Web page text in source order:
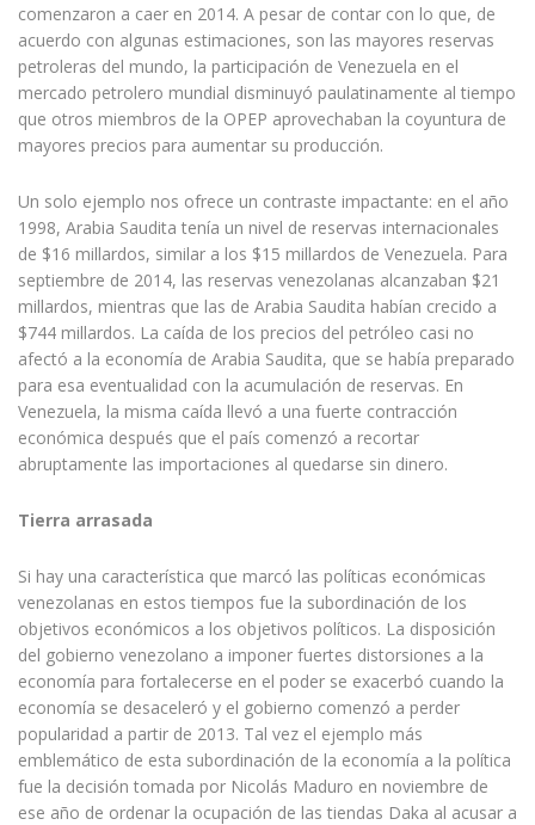
comenzaron a caer en 2014. A pesar de contar con lo que, de
acuerdo con algunas estimaciones, son las mayores reservas
petroleras del mundo, la participación de Venezuela en el
mercado petrolero mundial disminuyó paulatinamente al tiempo
que otros miembros de la OPEP aprovechaban la coyuntura de
mayores precios para aumentar su producción.
Un solo ejemplo nos ofrece un contraste impactante: en el año
1998, Arabia Saudita tenía un nivel de reservas internacionales
de $16 millardos, similar a los $15 millardos de Venezuela. Para
septiembre de 2014, las reservas venezolanas alcanzaban $21
millardos, mientras que las de Arabia Saudita habían crecido a
$744 millardos. La caída de los precios del petróleo casi no
afectó a la economía de Arabia Saudita, que se había preparado
para esa eventualidad con la acumulación de reservas. En
Venezuela, la misma caída llevó a una fuerte contracción
económica después que el país comenzó a recortar
abruptamente las importaciones al quedarse sin dinero.
Tierra arrasada
Si hay una característica que marcó las políticas económicas
venezolanas en estos tiempos fue la subordinación de los
objetivos económicos a los objetivos políticos. La disposición
del gobierno venezolano a imponer fuertes distorsiones a la
economía para fortalecerse en el poder se exacerbó cuando la
economía se desaceleró y el gobierno comenzó a perder
popularidad a partir de 2013. Tal vez el ejemplo más
emblemático de esta subordinación de la economía a la política
fue la decisión tomada por Nicolás Maduro en noviembre de
ese año de ordenar la ocupación de las tiendas Daka al acusar a